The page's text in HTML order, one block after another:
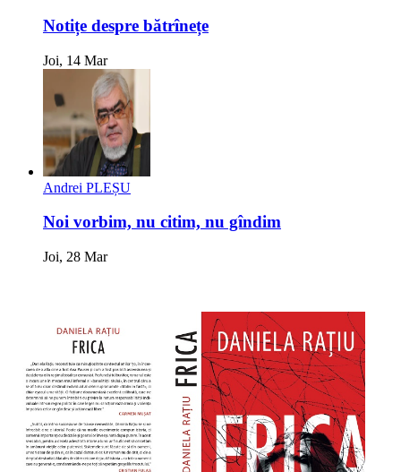
Notițe despre bătrînețe
Joi, 14 Mar
Andrei PLEȘU
Noi vorbim, nu citim, nu gîndim
Joi, 28 Mar